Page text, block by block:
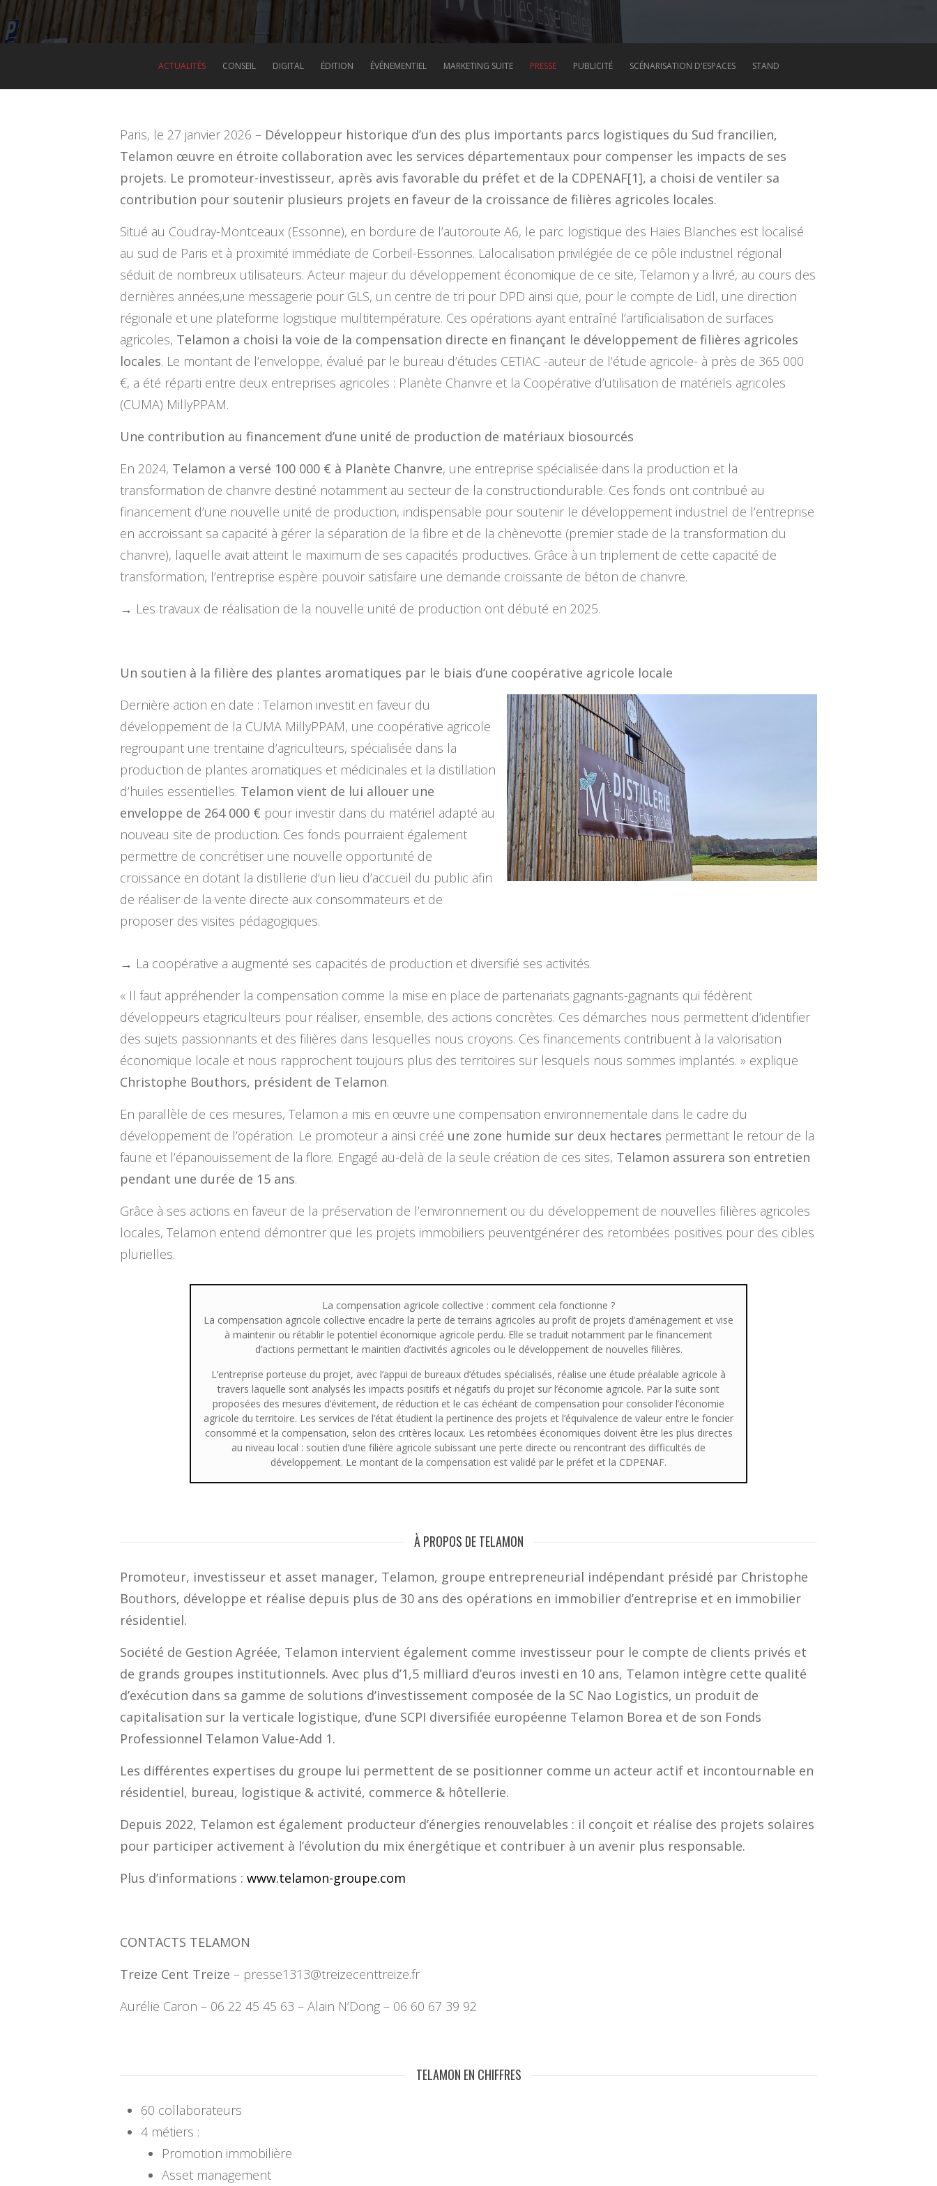
ACTUALITÉS CONSEIL DIGITAL ÉDITION ÉVÉNEMENTIEL MARKETING SUITE PRESSE PUBLICITÉ SCÉNARISATION D'ESPACES STAND
Paris, le 27 janvier 2026 – Développeur historique d’un des plus importants parcs logistiques du Sud francilien,
Telamon œuvre en étroite collaboration avec les services départementaux pour compenser les impacts de ses
projets. Le promoteur-investisseur, après avis favorable du préfet et de la CDPENAF[1], a choisi de ventiler sa
contribution pour soutenir plusieurs projets en faveur de la croissance de filières agricoles locales.
Situé au Coudray-Montceaux (Essonne), en bordure de l’autoroute A6, le parc logistique des Haies Blanches est localisé
au sud de Paris et à proximité immédiate de Corbeil-Essonnes. Lalocalisation privilégiée de ce pôle industriel régional
séduit de nombreux utilisateurs. Acteur majeur du développement économique de ce site, Telamon y a livré, au cours des
dernières années,une messagerie pour GLS, un centre de tri pour DPD ainsi que, pour le compte de Lidl, une direction
régionale et une plateforme logistique multitempérature. Ces opérations ayant entraîné l’artificialisation de surfaces
agricoles, Telamon a choisi la voie de la compensation directe en finançant le développement de filières agricoles
locales. Le montant de l’enveloppe, évalué par le bureau d’études CETIAC -auteur de l’étude agricole- à près de 365 000
€, a été réparti entre deux entreprises agricoles : Planète Chanvre et la Coopérative d’utilisation de matériels agricoles
(CUMA) MillyPPAM.
Une contribution au financement d’une unité de production de matériaux biosourcés
En 2024, Telamon a versé 100 000 € à Planète Chanvre, une entreprise spécialisée dans la production et la
transformation de chanvre destiné notamment au secteur de la constructiondurable. Ces fonds ont contribué au
financement d’une nouvelle unité de production, indispensable pour soutenir le développement industriel de l’entreprise
en accroissant sa capacité à gérer la séparation de la fibre et de la chènevotte (premier stade de la transformation du
chanvre), laquelle avait atteint le maximum de ses capacités productives. Grâce à un triplement de cette capacité de
transformation, l’entreprise espère pouvoir satisfaire une demande croissante de béton de chanvre.
→ Les travaux de réalisation de la nouvelle unité de production ont débuté en 2025.
Un soutien à la filière des plantes aromatiques par le biais d’une coopérative agricole locale
Dernière action en date : Telamon investit en faveur du
développement de la CUMA MillyPPAM, une coopérative agricole
regroupant une trentaine d’agriculteurs, spécialisée dans la
production de plantes aromatiques et médicinales et la distillation
d’huiles essentielles. Telamon vient de lui allouer une
enveloppe de 264 000 € pour investir dans du matériel adapté au
nouveau site de production. Ces fonds pourraient également
permettre de concrétiser une nouvelle opportunité de
croissance en dotant la distillerie d’un lieu d’accueil du public afin
de réaliser de la vente directe aux consommateurs et de
proposer des visites pédagogiques.
→ La coopérative a augmenté ses capacités de production et diversifié ses activités.
« Il faut appréhender la compensation comme la mise en place de partenariats gagnants-gagnants qui fédèrent
développeurs etagriculteurs pour réaliser, ensemble, des actions concrètes. Ces démarches nous permettent d’identifier
des sujets passionnants et des filières dans lesquelles nous croyons. Ces financements contribuent à la valorisation
économique locale et nous rapprochent toujours plus des territoires sur lesquels nous sommes implantés. » explique
Christophe Bouthors, président de Telamon.
En parallèle de ces mesures, Telamon a mis en œuvre une compensation environnementale dans le cadre du
développement de l’opération. Le promoteur a ainsi créé une zone humide sur deux hectares permettant le retour de la
faune et l’épanouissement de la flore. Engagé au-delà de la seule création de ces sites, Telamon assurera son entretien
pendant une durée de 15 ans.
Grâce à ses actions en faveur de la préservation de l’environnement ou du développement de nouvelles filières agricoles
locales, Telamon entend démontrer que les projets immobiliers peuventgénérer des retombées positives pour des cibles
plurielles.
La compensation agricole collective : comment cela fonctionne ?
La compensation agricole collective encadre la perte de terrains agricoles au profit de projets d’aménagement et vise
à maintenir ou rétablir le potentiel économique agricole perdu. Elle se traduit notamment par le financement
d’actions permettant le maintien d’activités agricoles ou le développement de nouvelles filières.
L’entreprise porteuse du projet, avec l’appui de bureaux d’études spécialisés, réalise une étude préalable agricole à
travers laquelle sont analysés les impacts positifs et négatifs du projet sur l’économie agricole. Par la suite sont
proposées des mesures d’évitement, de réduction et le cas échéant de compensation pour consolider l’économie
agricole du territoire. Les services de l’état étudient la pertinence des projets et l’équivalence de valeur entre le foncier
consommé et la compensation, selon des critères locaux. Les retombées économiques doivent être les plus directes
au niveau local : soutien d’une filière agricole subissant une perte directe ou rencontrant des difficultés de
développement. Le montant de la compensation est validé par le préfet et la CDPENAF.
À PROPOS DE TELAMON
Promoteur, investisseur et asset manager, Telamon, groupe entrepreneurial indépendant présidé par Christophe
Bouthors, développe et réalise depuis plus de 30 ans des opérations en immobilier d’entreprise et en immobilier
résidentiel.
Société de Gestion Agréée, Telamon intervient également comme investisseur pour le compte de clients privés et
de grands groupes institutionnels. Avec plus d’1,5 milliard d’euros investi en 10 ans, Telamon intègre cette qualité
d’exécution dans sa gamme de solutions d’investissement composée de la SC Nao Logistics, un produit de
capitalisation sur la verticale logistique, d’une SCPI diversifiée européenne Telamon Borea et de son Fonds
Professionnel Telamon Value-Add 1.
Les différentes expertises du groupe lui permettent de se positionner comme un acteur actif et incontournable en
résidentiel, bureau, logistique & activité, commerce & hôtellerie.
Depuis 2022, Telamon est également producteur d’énergies renouvelables : il conçoit et réalise des projets solaires
pour participer activement à l’évolution du mix énergétique et contribuer à un avenir plus responsable.
Plus d’informations :www.telamon-groupe.com
CONTACTS TELAMON
Treize Cent Treize– presse1313@treizecenttreize.fr
Aurélie Caron – 06 22 45 45 63 – Alain N’Dong – 06 60 67 39 92
TELAMON EN CHIFFRES
60 collaborateurs
4 métiers :
Promotion immobilière
Asset management